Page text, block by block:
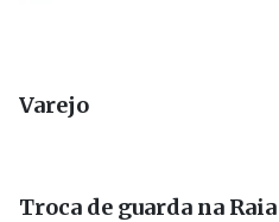
Varejo
Troca de guarda na